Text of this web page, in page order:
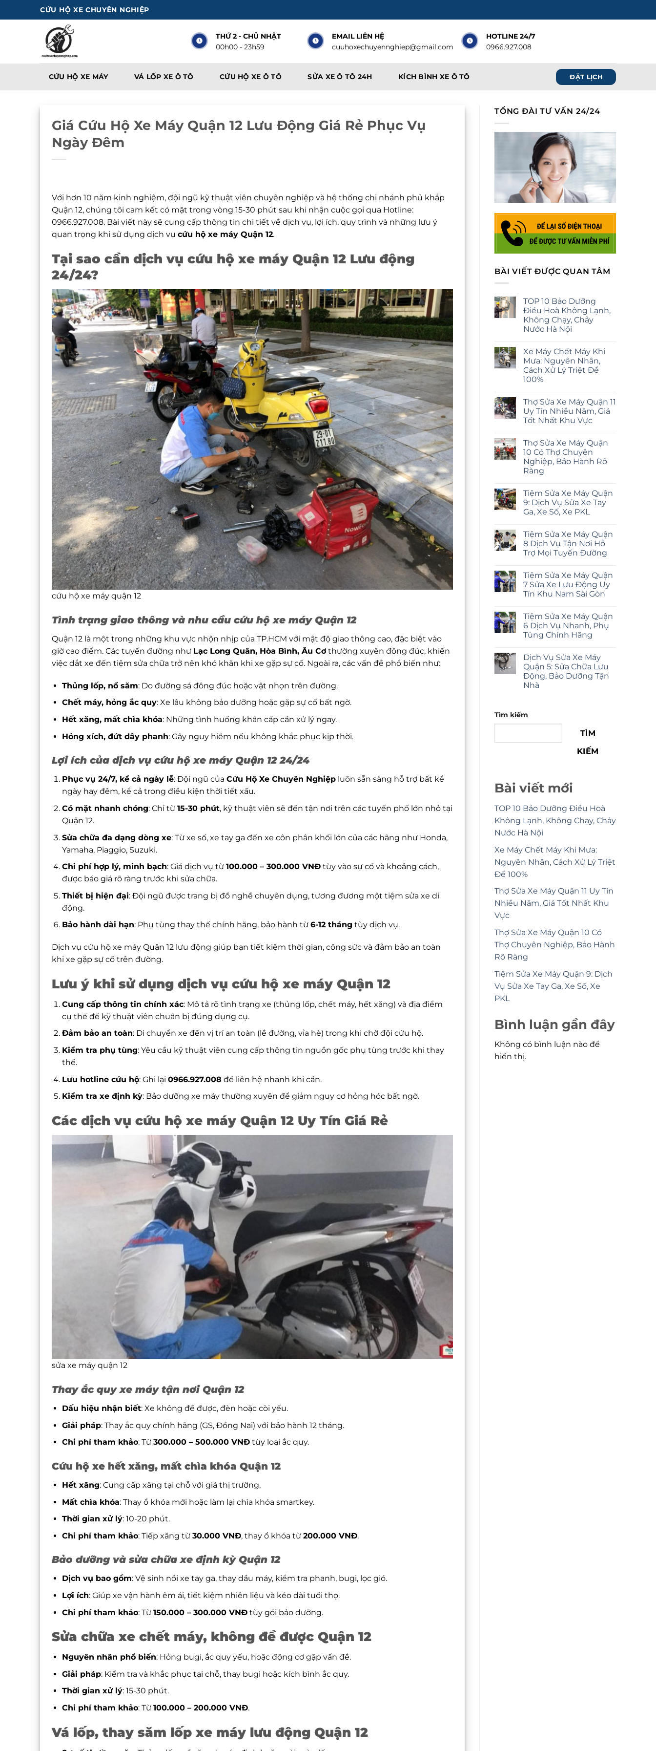
qua
CỨU HỘ XE CHUYÊN NGHIỆP
THỨ 2 - CHỦ NHẬT
00h00 - 23h59
EMAIL LIÊN HỆ
cuuhoxechuyennghiep@gmail.com
HOTLINE 24/7
0966.927.008
CỨU HỘ XE MÁY VÁ LỐP XE Ô TÔ CỨU HỘ XE Ô TÔ SỬA XE Ô TÔ 24H KÍCH BÌNH XE Ô TÔ ĐẶT LỊCH
Giá Cứu Hộ Xe Máy Quận 12 Lưu Động Giá Rẻ Phục Vụ
Ngày Đêm
Với hơn 10 năm kinh nghiệm, đội ngũ kỹ thuật viên chuyên nghiệp và hệ thống chi nhánh phủ khắp
Quận 12, chúng tôi cam kết có mặt trong vòng 15-30 phút sau khi nhận cuộc gọi qua Hotline:
0966.927.008. Bài viết này sẽ cung cấp thông tin chi tiết về dịch vụ, lợi ích, quy trình và những lưu ý
quan trọng khi sử dụng dịch vụ cứu hộ xe máy Quận 12.
Tại sao cần dịch vụ cứu hộ xe máy Quận 12 Lưu động
24/24?
cứu hộ xe máy quận 12
Tình trạng giao thông và nhu cầu cứu hộ xe máy Quận 12
Quận 12 là một trong những khu vực nhộn nhịp của TP.HCM với mật độ giao thông cao, đặc biệt vào
giờ cao điểm. Các tuyến đường như Lạc Long Quân, Hòa Bình, Âu Cơ thường xuyên đông đúc, khiến
việc dắt xe đến tiệm sửa chữa trở nên khó khăn khi xe gặp sự cố. Ngoài ra, các vấn đề phổ biến như:
Thủng lốp, nổ săm: Do đường sá đông đúc hoặc vật nhọn trên đường.
Chết máy, hỏng ắc quy: Xe lâu không bảo dưỡng hoặc gặp sự cố bất ngờ.
Hết xăng, mất chìa khóa: Những tình huống khẩn cấp cần xử lý ngay.
Hỏng xích, đứt dây phanh: Gây nguy hiểm nếu không khắc phục kịp thời.
Lợi ích của dịch vụ cứu hộ xe máy Quận 12 24/24
Phục vụ 24/7, kể cả ngày lễ: Đội ngũ của Cứu Hộ Xe Chuyên Nghiệpluôn sẵn sàng hỗ trợ bất kể
ngày hay đêm, kể cả trong điều kiện thời tiết xấu.
Có mặt nhanh chóng: Chỉ từ 15-30 phút, kỹ thuật viên sẽ đến tận nơi trên các tuyến phố lớn nhỏ tại
Quận 12.
Sửa chữa đa dạng dòng xe: Từ xe số, xe tay ga đến xe côn phân khối lớn của các hãng như Honda,
Yamaha, Piaggio, Suzuki.
Chi phí hợp lý, minh bạch: Giá dịch vụ từ 100.000 – 300.000 VNĐtùy vào sự cố và khoảng cách,
được báo giá rõ ràng trước khi sửa chữa.
Thiết bị hiện đại: Đội ngũ được trang bị đồ nghề chuyên dụng, tương đương một tiệm sửa xe di
động.
Bảo hành dài hạn: Phụ tùng thay thế chính hãng, bảo hành từ 6-12 tháng tùy dịch vụ.
Dịch vụ cứu hộ xe máy Quận 12 lưu động giúp bạn tiết kiệm thời gian, công sức và đảm bảo an toàn
khi xe gặp sự cố trên đường.
Lưu ý khi sử dụng dịch vụ cứu hộ xe máy Quận 12
Cung cấp thông tin chính xác: Mô tả rõ tình trạng xe (thủng lốp, chết máy, hết xăng) và địa điểm
cụ thể để kỹ thuật viên chuẩn bị đúng dụng cụ.
Đảm bảo an toàn: Di chuyển xe đến vị trí an toàn (lề đường, vỉa hè) trong khi chờ đội cứu hộ.
Kiểm tra phụ tùng: Yêu cầu kỹ thuật viên cung cấp thông tin nguồn gốc phụ tùng trước khi thay
thế.
Lưu hotline cứu hộ: Ghi lại 0966.927.008 để liên hệ nhanh khi cần.
Kiểm tra xe định kỳ: Bảo dưỡng xe máy thường xuyên để giảm nguy cơ hỏng hóc bất ngờ.
Các dịch vụ cứu hộ xe máy Quận 12 Uy Tín Giá Rẻ
sửa xe máy quận 12
Thay ắc quy xe máy tận nơi Quận 12
Dấu hiệu nhận biết: Xe không đề được, đèn hoặc còi yếu.
Giải pháp: Thay ắc quy chính hãng (GS, Đồng Nai) với bảo hành 12 tháng.
Chi phí tham khảo: Từ 300.000 – 500.000 VNĐtùy loại ắc quy.
Cứu hộ xe hết xăng, mất chìa khóa Quận 12
Hết xăng: Cung cấp xăng tại chỗ với giá thị trường.
Mất chìa khóa: Thay ổ khóa mới hoặc làm lại chìa khóa smartkey.
Thời gian xử lý: 10-20 phút.
Chi phí tham khảo: Tiếp xăng từ 30.000 VNĐ, thay ổ khóa từ 200.000 VNĐ.
Bảo dưỡng và sửa chữa xe định kỳ Quận 12
Dịch vụ bao gồm: Vệ sinh nồi xe tay ga, thay dầu máy, kiểm tra phanh, bugi, lọc gió.
Lợi ích: Giúp xe vận hành êm ái, tiết kiệm nhiên liệu và kéo dài tuổi thọ.
Chi phí tham khảo: Từ 150.000 – 300.000 VNĐtùy gói bảo dưỡng.
Sửa chữa xe chết máy, không đề được Quận 12
Nguyên nhân phổ biến: Hỏng bugi, ắc quy yếu, hoặc động cơ gặp vấn đề.
Giải pháp: Kiểm tra và khắc phục tại chỗ, thay bugi hoặc kích bình ắc quy.
Thời gian xử lý: 15-30 phút.
Chi phí tham khảo: Từ 100.000 – 200.000 VNĐ.
Vá lốp, thay săm lốp xe máy lưu động Quận 12
TỔNG ĐÀI TƯ VẤN 24/24
BÀI VIẾT ĐƯỢC QUAN TÂM
TOP 10 Bảo Dưỡng
Điều Hoà Không Lạnh,
Không Chạy, Chảy
Nước Hà Nội
Xe Máy Chết Máy Khi
Mưa: Nguyên Nhân,
Cách Xử Lý Triệt Để
100%
Thợ Sửa Xe Máy Quận 11
Uy Tín Nhiều Năm, Giá
Tốt Nhất Khu Vực
Thợ Sửa Xe Máy Quận
10 Có Thợ Chuyên
Nghiệp, Bảo Hành Rõ
Ràng
Tiệm Sửa Xe Máy Quận
9: Dịch Vụ Sửa Xe Tay
Ga, Xe Số, Xe PKL
Tiệm Sửa Xe Máy Quận
8 Dịch Vụ Tận Nơi Hỗ
Trợ Mọi Tuyến Đường
Tiệm Sửa Xe Máy Quận
7 Sửa Xe Lưu Động Uy
Tín Khu Nam Sài Gòn
Tiệm Sửa Xe Máy Quận
6 Dịch Vụ Nhanh, Phụ
Tùng Chính Hãng
Dịch Vụ Sửa Xe Máy
Quận 5: Sửa Chữa Lưu
Động, Bảo Dưỡng Tận
Nhà
Tìm kiếm
TÌM
KIẾM
Bài viết mới
TOP 10 Bảo Dưỡng Điều Hoà
Không Lạnh, Không Chạy, Chảy
Nước Hà Nội
Xe Máy Chết Máy Khi Mưa:
Nguyên Nhân, Cách Xử Lý Triệt
Để 100%
Thợ Sửa Xe Máy Quận 11 Uy Tín
Nhiều Năm, Giá Tốt Nhất Khu
Vực
Thợ Sửa Xe Máy Quận 10 Có
Thợ Chuyên Nghiệp, Bảo Hành
Rõ Ràng
Tiệm Sửa Xe Máy Quận 9: Dịch
Vụ Sửa Xe Tay Ga, Xe Số, Xe
PKL
Bình luận gần đây
Không có bình luận nào để
hiển thị.